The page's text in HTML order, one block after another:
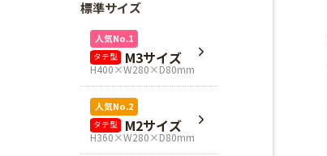
標準サイズ
人気No.1
タテ型 M3サイズ
H400×W280×D80mm
人気No.2
タテ型 M2サイズ
H360×W280×D80mm